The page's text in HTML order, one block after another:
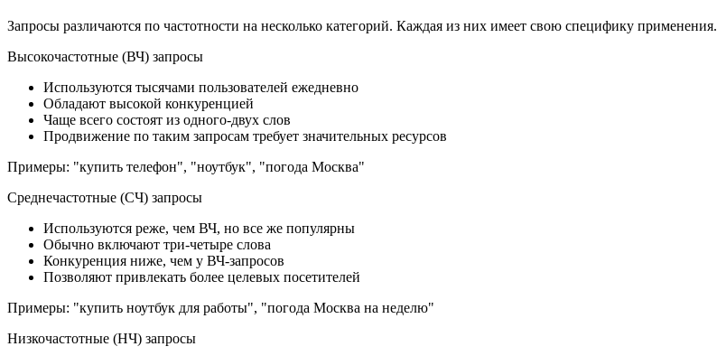
Запросы различаются по частотности на несколько категорий. Каждая из них имеет свою специфику применения.
Высокочастотные (ВЧ) запросы
Используются тысячами пользователей ежедневно
Обладают высокой конкуренцией
Чаще всего состоят из одного-двух слов
Продвижение по таким запросам требует значительных ресурсов
Примеры: "купить телефон", "ноутбук", "погода Москва"
Среднечастотные (СЧ) запросы
Используются реже, чем ВЧ, но все же популярны
Обычно включают три-четыре слова
Конкуренция ниже, чем у ВЧ-запросов
Позволяют привлекать более целевых посетителей
Примеры: "купить ноутбук для работы", "погода Москва на неделю"
Низкочастотные (НЧ) запросы